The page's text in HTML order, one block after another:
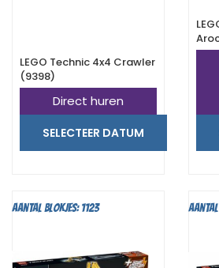
LEGO Technic 4x4 Crawler
(9398)
Direct huren
SELECTEER DATUM
Aantal blokjes: 1123 Aantal